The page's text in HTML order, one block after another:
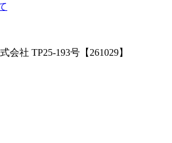
社 TP25-193号【261029】